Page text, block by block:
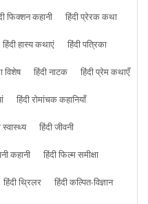
फिक्शन कहानी
हिंदी प्रेरक कथा
हिंदी हास्य कथाएं
हिंदी पत्रिका
विशेष हिंदी नाटक
हिंदी प्रेम कथाएँ
हिंदी रोमांचक कहानियाँ
स्वास्थ्य
हिंदी जीवनी
कहानी
हिंदी फिल्म समीक्षा
हिंदी थ्रिलर
हिंदी कल्पित-विज्ञान